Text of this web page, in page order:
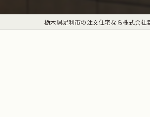
モデルハウス
栃木県足利市の注文住宅なら株式会社